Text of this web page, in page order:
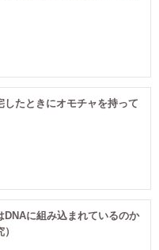
したときにオモチャを持って
DNAに組み込まれているのか